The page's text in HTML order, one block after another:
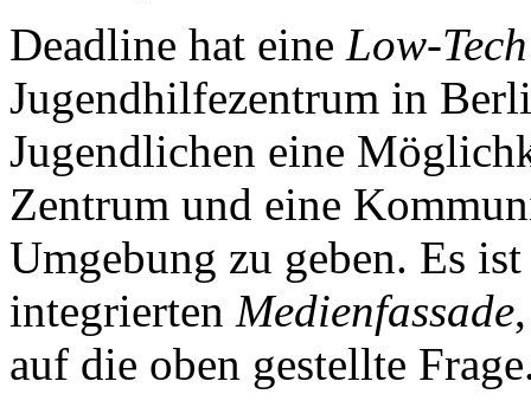
Deadline hat eine Low-
Jugendhilfezentrum in
Jugendlichen eine
Zentrum und eine
Umgebung zu geben. Es
integrierten Medienfassade
auf die oben gestellte